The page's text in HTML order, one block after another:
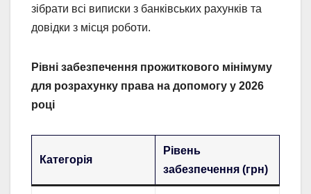
зібрати всі виписки з банківських рахунків та
довідки з місця роботи.
Рівні забезпечення прожиткового мінімуму
для розрахунку права на допомогу у 2026
році
Категорія
Рівень
забезпечення (грн)